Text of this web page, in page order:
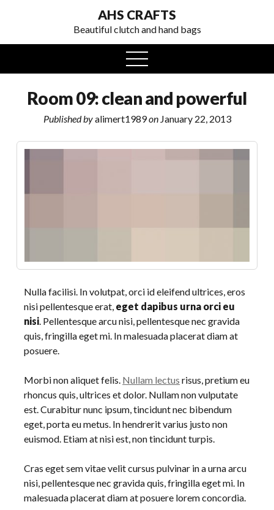
AHS CRAFTS
Beautiful clutch and hand bags
open
menu
Room 09: clean and powerful
Published byalimert1989onJanuary 22, 2013
Nulla facilisi. In volutpat, orci id eleifend ultrices, eros
nisi pellentesque erat, eget dapibus urna orci eu
nisi. Pellentesque arcu nisi, pellentesque nec gravida
quis, fringilla eget mi. In malesuada placerat diam at
posuere.
Morbi non aliquet felis. Nullam lectus risus, pretium eu
rhoncus quis, ultrices et dolor. Nullam non vulputate
est. Curabitur nunc ipsum, tincidunt nec bibendum
eget, porta eu metus. In hendrerit varius justo non
euismod. Etiam at nisi est, non tincidunt turpis.
Cras eget sem vitae velit cursus pulvinar in a urna arcu
nisi, pellentesque nec gravida quis, fringilla eget mi. In
malesuada placerat diam at posuere lorem concordia.